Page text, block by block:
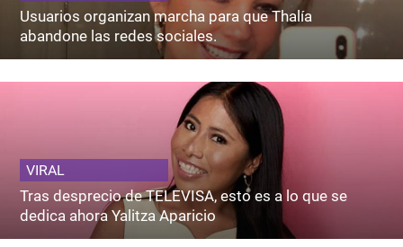
Usuarios organizan marcha para que Thalía
abandone las redes sociales.
VIRAL
Tras desprecio de TELEVISA, esto es a lo que se
dedica ahora Yalitza Aparicio